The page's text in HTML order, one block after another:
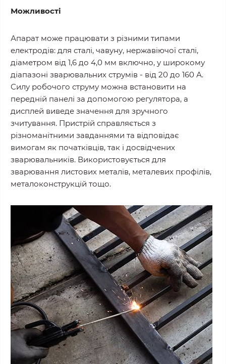
Можливості
Апарат може працювати з різними типами
електродів: для сталі, чавуну, нержавіючої сталі,
діаметром від 1,6 до 4,0 мм включно, у широкому
діапазоні зварювальних струмів - від 20 до 160 А.
Силу робочого струму можна встановити на
передній панелі за допомогою регулятора, а
дисплей виведе значення для зручного
зчитування. Пристрій справляється з
різноманітними завданнями та відповідає
вимогам як початківців, так і досвідчених
зварювальників. Використовується для
зварювання листових металів, металевих профілів,
металоконструкцій тощо.